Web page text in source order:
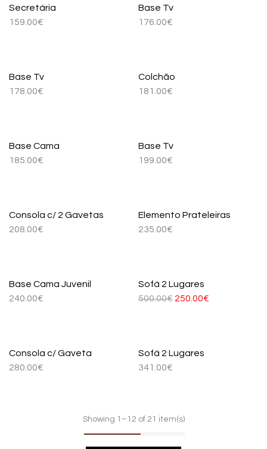
Secretária
159.00€
Base Tv
176.00€
Base Tv
178.00€
Colchão
181.00€
Base Cama
185.00€
Base Tv
199.00€
Consola c/ 2 Gavetas
208.00€
Elemento Prateleiras
235.00€
Base Cama Juvenil
240.00€
Sofá 2 Lugares
500.00€ 250.00€
Consola c/ Gaveta
280.00€
Sofá 2 Lugares
341.00€
Showing 1–12 of 21 item(s)